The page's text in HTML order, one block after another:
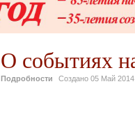
О событиях
Подробности Создано 05 Май 2014